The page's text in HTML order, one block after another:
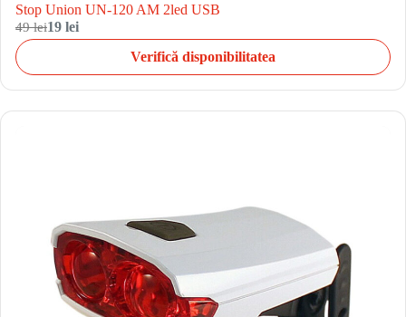
Stop Union UN-120 AM 2led USB
49 lei19 lei
Verifică disponibilitatea